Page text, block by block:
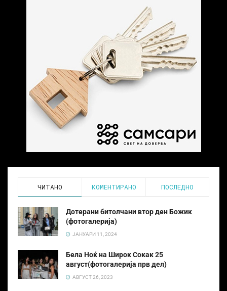
ЧИТАНО КОМЕНТИРАНО ПОСЛЕДНО
Дотерани битолчани втор ден Божик
(фотогалерија)
ЈАНУАРИ 11, 2024
Бела Ноќ на Широк Сокак 25
август(фотогалерија прв дел)
АВГУСТ 26, 2023